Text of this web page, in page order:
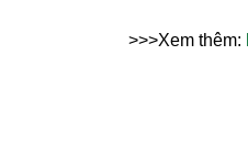
>>>Xem thêm: